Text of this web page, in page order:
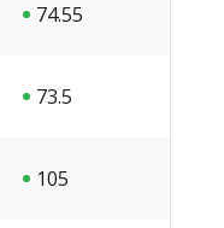
74.55
73.5
105